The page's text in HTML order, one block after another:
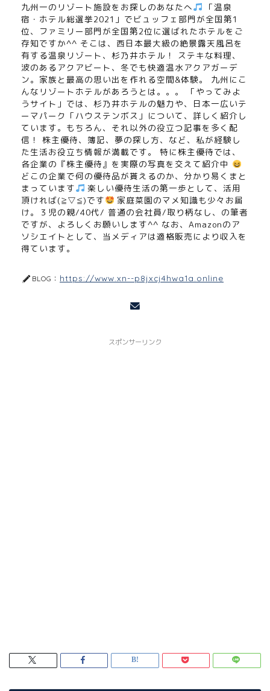
九州一のリゾート施設をお探しのあなたへ
「温泉
宿・ホテル総選挙2021」でビュッフェ部門が全国第1
位、ファミリー部門が全国第2位に選ばれたホテルをご
存知ですか^^ そこは、西日本最大級の絶景露天風呂を
有する温泉リゾート、杉乃井ホテル！ ステキな料理、
波のあるアクアビート、冬でも快適温水アクアガーデ
ン。家族と最高の思い出を作れる空間&体験。 九州にこ
んなリゾートホテルがあろうとは。。。 「やってみよ
うサイト」では、杉乃井ホテルの魅力や、日本一広いテ
ーマパーク「ハウステンボス」について、詳しく紹介し
ています。もちろん、それ以外の役立つ記事を多く配
信！ 株主優待、簿記、夢の探し方、など、私が経験し
た生活お役立ち情報が満載です。 特に株主優待では、
各企業の『株主優待』を実際の写真を交えて紹介中
どこの企業で何の優待品が貰えるのか、分かり易くまと
まっています
楽しい優待生活の第一歩として、活用
頂ければ(≧▽≦)です
家庭菜園のマメ知識も少々お届
け。３児の親/40代/ 普通の会社員/取り柄なし、の筆者
ですが、よろしくお願いします^^ なお、Amazonのア
ソシエイトとして、当メディアは適格販売により収入を
得ています。
BLOG： https://www.xn--p8jxcj4hwa1a.online
スポンサーリンク